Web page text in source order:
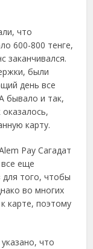
что
600-800 тенге,
заканчивался.
были
день все
бывало и так,
карту.
Pay Сагадат
еще
того, чтобы
во многих
карте, поэтому
что